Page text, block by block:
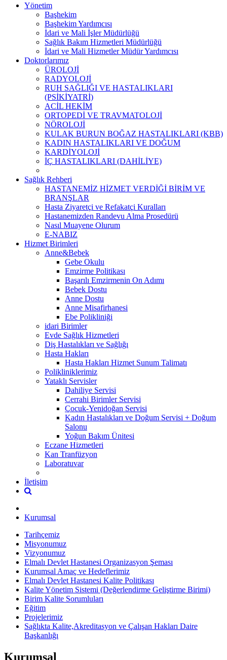
Yönetim
Başhekim
Başhekim Yardımcısı
İdari ve Mali İşler Müdürlüğü
Sağlık Bakım Hizmetleri Müdürlüğü
İdari ve Mali Hizmetler Müdür Yardımcısı
Doktorlarımız
ÜROLOJİ
RADYOLOJİ
RUH SAĞLIĞI VE HASTALIKLARI
(PSİKİYATRİ)
ACİL HEKİM
ORTOPEDİ VE TRAVMATOLOJİ
NÖROLOJİ
KULAK BURUN BOĞAZ HASTALIKLARI (KBB)
KADIN HASTALIKLARI VE DOĞUM
KARDİYOLOJİ
İÇ HASTALIKLARI (DAHİLİYE)
Sağlık Rehberi
HASTANEMİZ HİZMET VERDİĞİ BİRİM VE
BRANŞLAR
Hasta Ziyaretçi ve Refakatçi Kuralları
Hastanemizden Randevu Alma Prosedürü
Nasıl Muayene Olurum
E-NABIZ
Hizmet Birimleri
Anne&Bebek
Gebe Okulu
Emzirme Politikası
Başarılı Emzirmenin On Adımı
Bebek Dostu
Anne Dostu
Anne Misafirhanesi
Ebe Polikliniği
idari Birimler
Evde Sağlık Hizmetleri
Diş Hastalıkları ve Sağlığı
Hasta Hakları
Hasta Hakları Hizmet Sunum Talimatı
Polikliniklerimiz
Yataklı Servisler
Dahiliye Servisi
Cerrahi Birimler Servisi
Çocuk-Yenidoğan Servisi
Kadın Hastalıkları ve Doğum Servisi + Doğum
Salonu
Yoğun Bakım Ünitesi
Eczane Hizmetleri
Kan Tranfüzyon
Laboratuvar
İletişim
Kurumsal
Tarihçemiz
Misyonumuz
Vizyonumuz
Elmalı Devlet Hastanesi Organizasyon Şeması
Kurumsal Amaç ve Hedeflerimiz
Elmalı Devlet Hastanesi Kalite Politikası
Kalite Yönetim Sistemi (Değerlendirme Geliştirme Birimi)
Birim Kalite Sorumluları
Eğitim
Projelerimiz
Sağlıkta Kalite,Akreditasyon ve Çalışan Hakları Daire
Başkanlığı
Kurumsal